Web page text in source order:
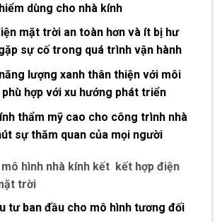
dùng cho nhà kính
mặt trời an toàn hơn và ít bị hư
sự cố trong quá trình vận hành
lượng xanh thân thiện với môi
hợp với xu hướng phát triển
thẩm mỹ cao cho công trình nhà
sự thăm quan của mọi người
mô hình nhà kính kết kết hợp điện
trời
tư ban đầu cho mô hình tương đối